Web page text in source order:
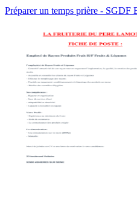
Préparer un temps prière - SGDF